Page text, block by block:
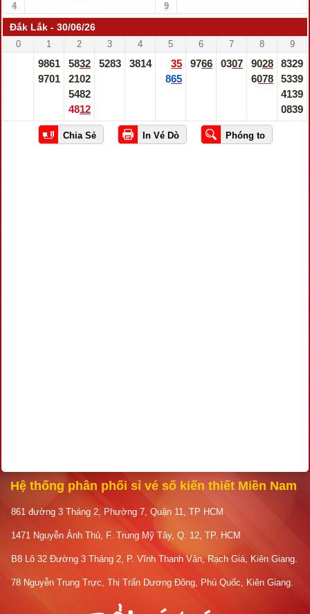
4
9
Đắk Lắk - 30/06/26
0 1 2 3 4 5 6 7 8 9
9861
9701
5832
2102
5482
4812
5283 3814
35
865
9766 0307
9028
6078
8329
5339
4139
0839
Hệ thống phân phối sỉ vé số kiến thiết Miền Nam
861 đường 3 Tháng 2, Phường 7, Quận 11, TP HCM
1471 Nguyễn Ảnh Thủ, F. Trung Mỹ Tây, Q. 12, TP. HCM
B8 Lô 32 Đường 3 Tháng 2, P. Vĩnh Thanh Vân, Rạch Giá, Kiên Giang.
78 Nguyễn Trung Trực, Thị Trấn Dương Đông, Phú Quốc, Kiên Giang.